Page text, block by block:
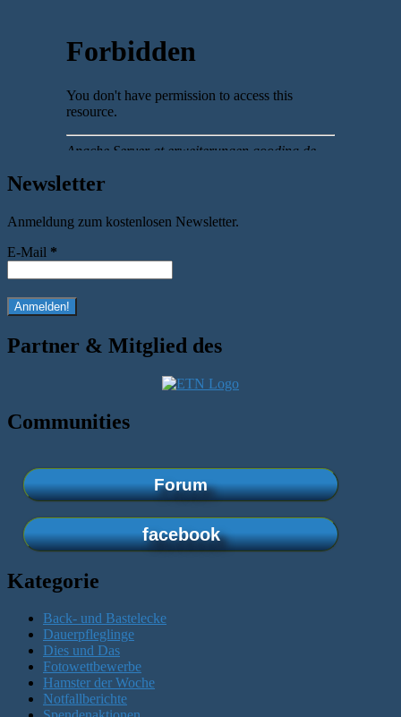
Newsletter
Anmeldung zum kostenlosen Newsletter.
E-Mail *
Partner & Mitglied des
Communities
Forum
facebook
Kategorie
Back- und Bastelecke
Dauerpfleglinge
Dies und Das
Fotowettbewerbe
Hamster der Woche
Notfallberichte